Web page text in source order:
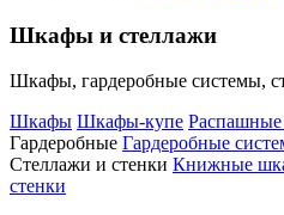
Шкафы и стеллажи
Шкафы, гардеробные системы,
Шкафы Шкафы-купе
Гардеробные Гардеробные
Стеллажи и стенки Книжные
стенки